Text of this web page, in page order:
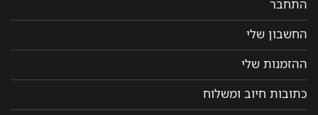
התחבר
החשבון שלי
ההזמנות שלי
כתובות חיוב ומשלוח